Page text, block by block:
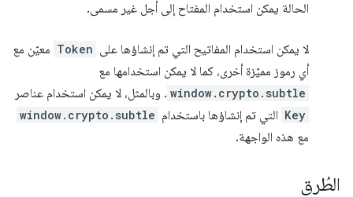
الحالة يمكن استخدام المفتاح إلى أجل غير مسمى.
لا يمكن استخدام المفاتيح التي تم إنشاؤها على Token معيّن مع
أي رموز مميّزة أخرى، كما لا يمكن استخدامها مع
window.crypto.subtle . وبالمثل، لا يمكن استخدام عناصر
Key التي تم إنشاؤها باستخدام window.crypto.subtle
مع هذه الواجهة.
الطُرق